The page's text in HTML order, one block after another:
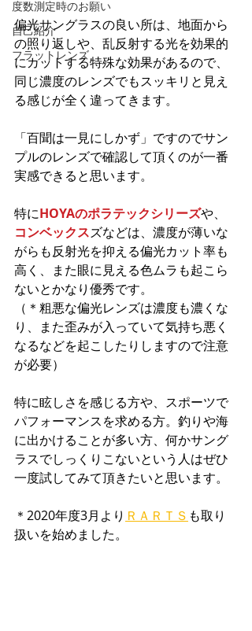
度数測定時のお願い
自己紹介
フラットレンズ
偏光サングラスの良い所は、地面から
の照り返しや、乱反射する光を効果的
にカットする特殊な効果があるので、
同じ濃度のレンズでもスッキリと見え
る感じが全く違ってきます。
「百聞は一見にしかず」ですのでサン
プルのレンズで確認して頂くのが一番
実感できると思います。
特にHOYAのポラテックシリーズや、
コンベックスズなどは、濃度が薄いな
がらも反射光を抑える偏光カット率も
高く、また眼に見える色ムラも起こら
ないとかなり優秀です。
（＊粗悪な偏光レンズは濃度も濃くな
り、また歪みが入っていて気持ち悪く
なるなどを起こしたりしますので注意
が必要）
特に眩しさを感じる方や、スポーツで
パフォーマンスを求める方。釣りや海
に出かけることが多い方、何かサング
ラスでしっくりこないという人はぜひ
一度試してみて頂きたいと思います。
＊2020年度3月より ＲＡＲＴＳ も取り
扱いを始めました。